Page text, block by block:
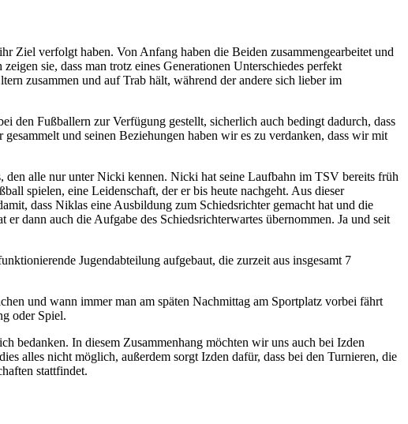
Ziel verfolgt haben. Von Anfang haben die Beiden zusammengearbeitet und
sie, dass man trotz eines Generationen Unterschiedes perfekt
zusammen und auf Trab hält, während der andere sich lieber im
den Fußballern zur Verfügung gestellt, sicherlich auch bedingt dadurch, dass
und seinen Beziehungen haben wir es zu verdanken, dass wir mit
alle nur unter Nicki kennen. Nicki hat seine Laufbahn im TSV bereits früh
spielen, eine Leidenschaft, der er bis heute nachgeht. Aus dieser
dass Niklas eine Ausbildung zum Schiedsrichter gemacht hat und die
dann auch die Aufgabe des Schiedsrichterwartes übernommen. Ja und seit
Jugendabteilung aufgebaut, die zurzeit aus insgesamt 7
und wann immer man am späten Nachmittag am Sportplatz vorbei fährt
oder Spiel.
bedanken. In diesem Zusammenhang möchten wir uns auch bei Izden
alles nicht möglich, außerdem sorgt Izden dafür, dass bei den Turnieren, die
stattfindet.